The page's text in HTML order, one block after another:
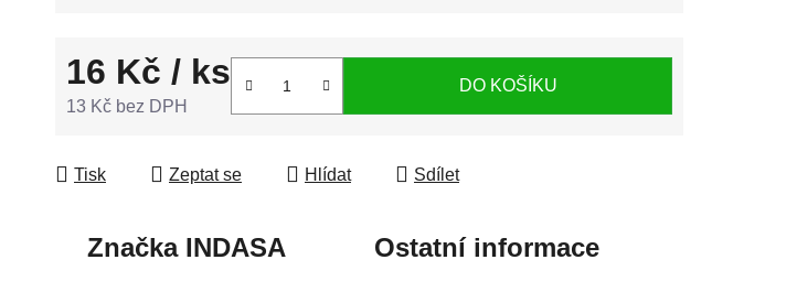
16 Kč / ks
13 Kč bez DPH
DO KOŠÍKU
Tisk Zeptat se Hlídat Sdílet
ZnačkaINDASA Ostatní informace